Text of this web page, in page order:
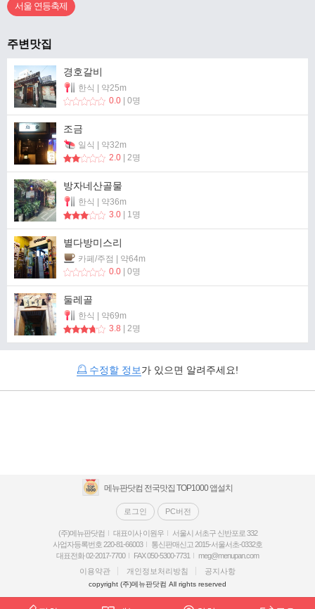
서울 연등축제
주변맛집
경호갈비
한식 | 약25m
0.0 | 0명
조금
일식 | 약32m
2.0 | 2명
방자네산골물
한식 | 약36m
3.0 | 1명
별다방미스리
카페/주점 | 약64m
0.0 | 0명
둘레골
한식 | 약69m
3.8 | 2명
수정할 정보가 있으면 알려주세요!
메뉴판닷컴 전국맛집 TOP1000 앱설치
로그인 PC버전
(주)메뉴판닷컴 대표이사 이원우
서울시 서초구 신반포로 332
사업자등록번호 220-81-66003
통신판매신고 2015-서울서초-0332호
대표전화 02-2017-7700
FAX 050-5300-7731
meg@menupan.com
이용약관
개인정보처리방침 공지사항
copyright (주)메뉴판닷컴 All rights reserved